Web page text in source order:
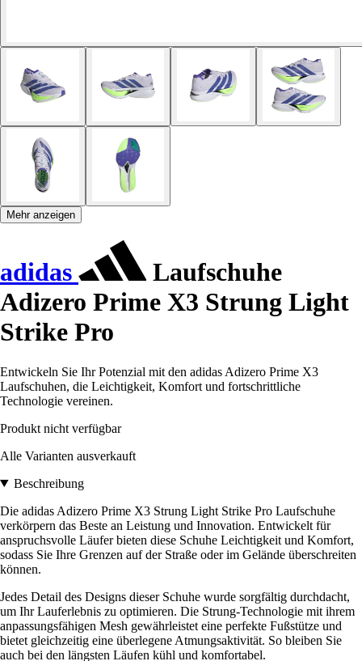
Mehr anzeigen
adidas
Laufschuhe
Adizero Prime X3 Strung Light
Strike Pro
Entwickeln Sie Ihr Potenzial mit den adidas Adizero Prime X3
Laufschuhen, die Leichtigkeit, Komfort und fortschrittliche
Technologie vereinen.
Produkt nicht verfügbar
Alle Varianten ausverkauft
Beschreibung
Die adidas Adizero Prime X3 Strung Light Strike Pro Laufschuhe
verkörpern das Beste an Leistung und Innovation. Entwickelt für
anspruchsvolle Läufer bieten diese Schuhe Leichtigkeit und Komfort,
sodass Sie Ihre Grenzen auf der Straße oder im Gelände überschreiten
können.
Jedes Detail des Designs dieser Schuhe wurde sorgfältig durchdacht,
um Ihr Lauferlebnis zu optimieren. Die Strung-Technologie mit ihrem
anpassungsfähigen Mesh gewährleistet eine perfekte Fußstütze und
bietet gleichzeitig eine überlegene Atmungsaktivität. So bleiben Sie
auch bei den längsten Läufen kühl und komfortabel.